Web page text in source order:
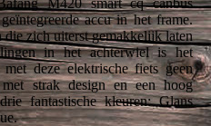
accu in het frame.
zich uiterst gemakkelijk laten
in het achterwiel is het
deze elektrische fiets geen
strak design en een hoog
fantastische kleuren: Glans